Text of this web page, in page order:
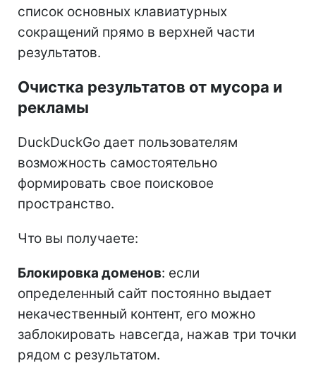
список основных клавиатурных
сокращений прямо в верхней части
результатов.
Очистка результатов от мусора и
рекламы
DuckDuckGo дает пользователям
возможность самостоятельно
формировать свое поисковое
пространство.
Что вы получаете:
Блокировка доменов: если
определенный сайт постоянно выдает
некачественный контент, его можно
заблокировать навсегда, нажав три точки
рядом с результатом.